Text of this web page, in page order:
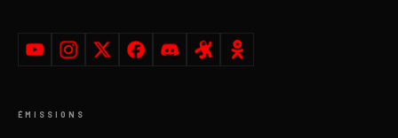
ÉMISSIONS